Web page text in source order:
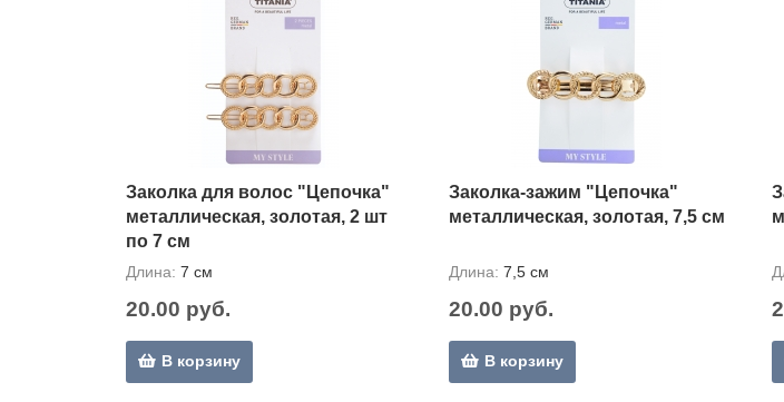
Заколка для волос "Цепочка"
металлическая, золотая, 2 шт
по 7 см
Длина: 7 см
20.00 руб.
В корзину
Заколка-зажим "Цепочка"
металлическая, золотая, 7,5 см
Длина: 7,5 см
20.00 руб.
В корзину